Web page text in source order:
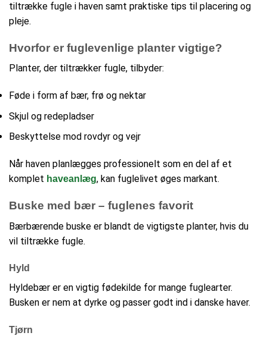
tiltrække fugle i haven samt praktiske tips til placering og
pleje.
Hvorfor er fuglevenlige planter vigtige?
Planter, der tiltrækker fugle, tilbyder:
Føde i form af bær, frø og nektar
Skjul og redepladser
Beskyttelse mod rovdyr og vejr
Når haven planlægges professionelt som en del af et
komplet haveanlæg, kan fuglelivet øges markant.
Buske med bær – fuglenes favorit
Bærbærende buske er blandt de vigtigste planter, hvis du
vil tiltrække fugle.
Hyld
Hyldebær er en vigtig fødekilde for mange fuglearter.
Busken er nem at dyrke og passer godt ind i danske haver.
Tjørn